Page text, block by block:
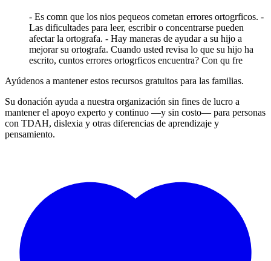
- Es comn que los nios pequeos cometan errores ortogrficos. -
Las dificultades para leer, escribir o concentrarse pueden
afectar la ortografa. - Hay maneras de ayudar a su hijo a
mejorar su ortografa. Cuando usted revisa lo que su hijo ha
escrito, cuntos errores ortogrficos encuentra? Con qu fre
Ayúdenos a mantener estos recursos gratuitos para las familias.
Su donación ayuda a nuestra organización sin fines de lucro a
mantener el apoyo experto y continuo —y sin costo— para personas
con TDAH, dislexia y otras diferencias de aprendizaje y
pensamiento.